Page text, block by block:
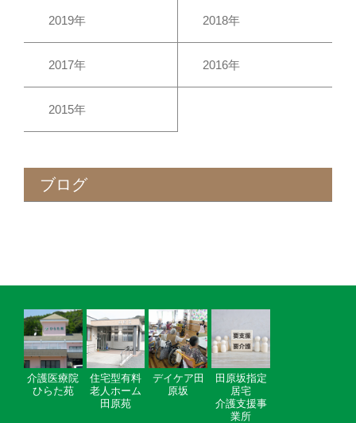
2019年 2018年
2017年 2016年
2015年
ブログ
介護医療院
ひらた苑
住宅型有料
老人ホーム
田原苑
デイケア田
原坂
田原坂指定
居宅
介護支援事
業所